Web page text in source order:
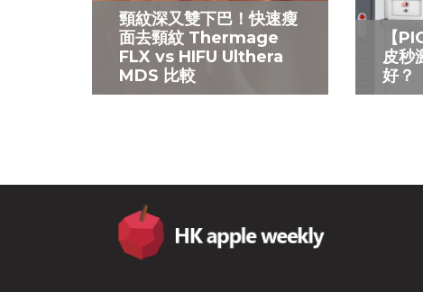
頸紋深又雙下巴！快速瘦
面去頸紋 Thermage
FLX vs HIFU Ulthera
MDS 比較
【
皮秒
好？